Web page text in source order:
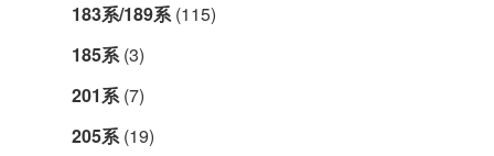
183系/189系(115)
185系(3)
201系(7)
205系(19)